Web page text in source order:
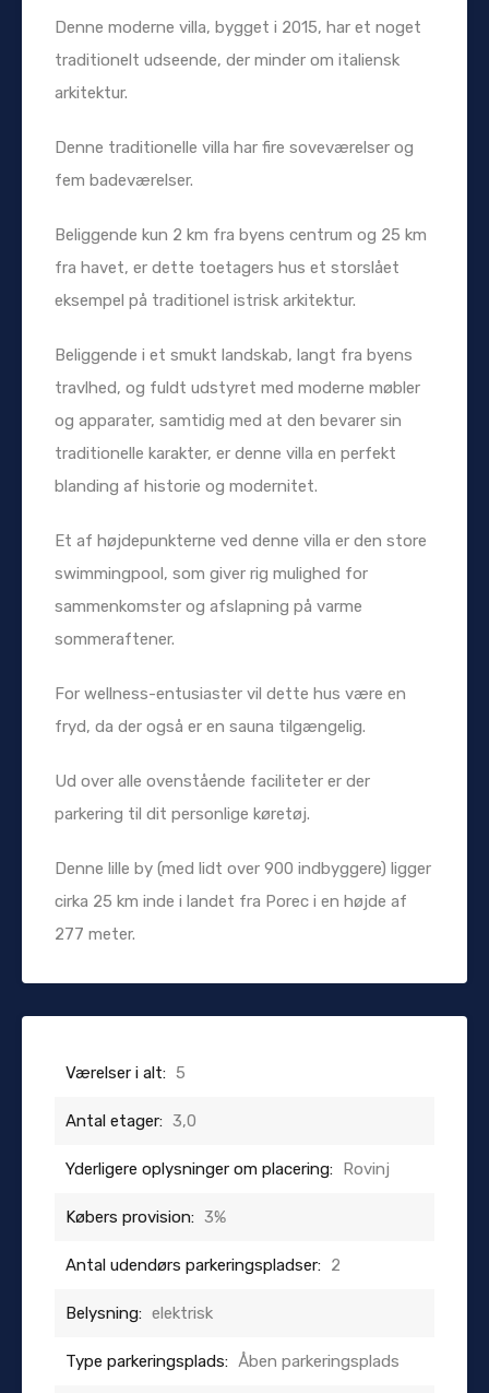
Denne moderne villa, bygget i 2015, har et noget
traditionelt udseende, der minder om italiensk
arkitektur.
Denne traditionelle villa har fire soveværelser og
fem badeværelser.
Beliggende kun 2 km fra byens centrum og 25 km
fra havet, er dette toetagers hus et storslået
eksempel på traditionel istrisk arkitektur.
Beliggende i et smukt landskab, langt fra byens
travlhed, og fuldt udstyret med moderne møbler
og apparater, samtidig med at den bevarer sin
traditionelle karakter, er denne villa en perfekt
blanding af historie og modernitet.
Et af højdepunkterne ved denne villa er den store
swimmingpool, som giver rig mulighed for
sammenkomster og afslapning på varme
sommeraftener.
For wellness-entusiaster vil dette hus være en
fryd, da der også er en sauna tilgængelig.
Ud over alle ovenstående faciliteter er der
parkering til dit personlige køretøj.
Denne lille by (med lidt over 900 indbyggere) ligger
cirka 25 km inde i landet fra Porec i en højde af
277 meter.
Værelser i alt: 5
Antal etager: 3,0
Yderligere oplysninger om placering: Rovinj
Købers provision: 3%
Antal udendørs parkeringspladser: 2
Belysning: elektrisk
Type parkeringsplads: Åben parkeringsplads